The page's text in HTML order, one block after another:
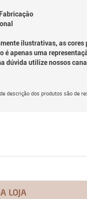
ilustrativas, as
é apenas uma
dúvida utilize nossos
descrição dos produtos são de
LOJA